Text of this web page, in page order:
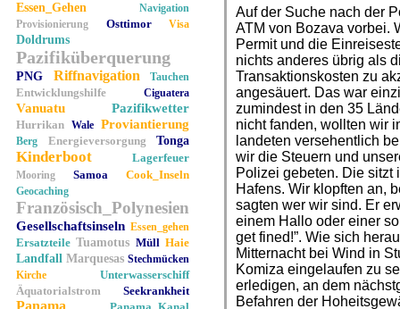
Essen_Gehen
Navigation
Provisionierung
Osttimor Visa
Doldrums
Pazifiküberquerung
PNG Riffnavigation Tauchen
Entwicklungshilfe Ciguatera
Vanuatu Pazifikwetter
Hurrikan Wale Proviantierung
Berg Energieversorgung Tonga
Kinderboot Lagerfeuer
Mooring Samoa Cook_Inseln
Geocaching
Französisch_Polynesien
Gesellschaftsinseln Essen_gehen
Ersatzteile Tuamotus Müll Haie
Landfall Marquesas Stechmücken
Kirche
Unterwasserschiff
Äquatorialstrom
Seekrankheit
Panama
Auf der Suche nach der
ATM von Bozava vorbei.
Permit und die
nichts anderes übrig als
Transaktionskosten zu
angesäuert. Das war
zumindest in den 35
nicht fanden, wollten wir
landeten versehentlich
wir die Steuern und
Polizei gebeten. Die sitzt
Hafens. Wir klopften an,
sagten wer wir sind. Er
einem Hallo oder einer
get fined!”. Wie sich
Mitternacht bei Wind in
Komiza eingelaufen zu
erledigen, an dem
Befahren der